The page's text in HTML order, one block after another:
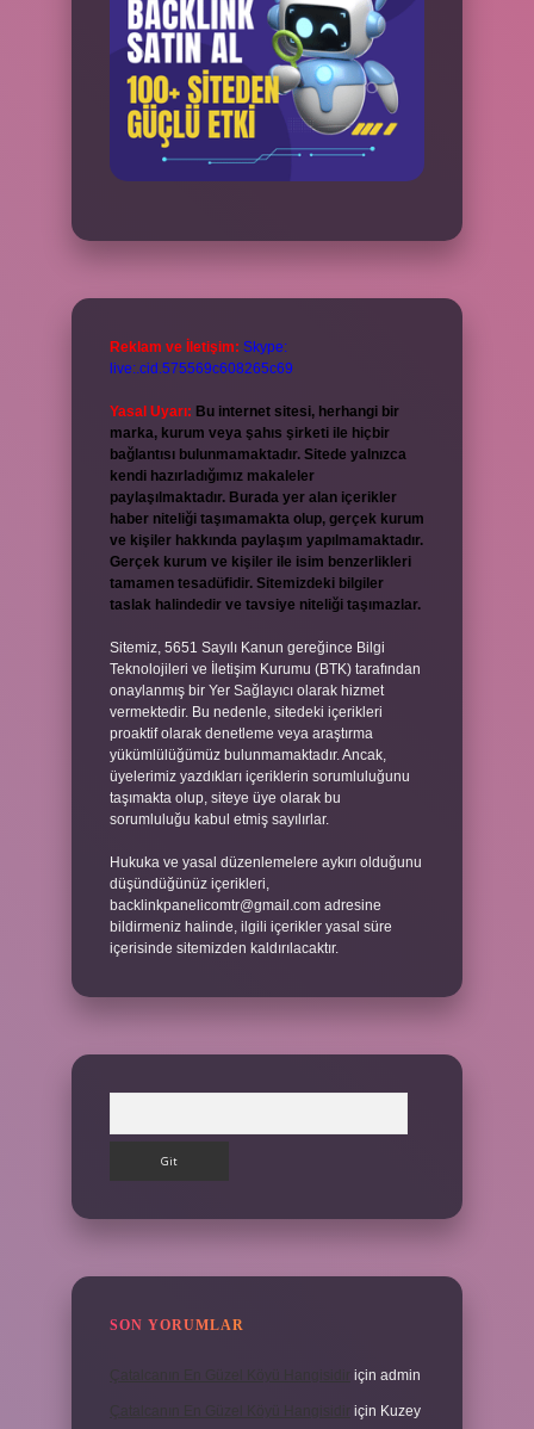
Reklam ve İletişim: Skype:
live:.cid.575569c608265c69
Yasal Uyarı: Bu internet sitesi, herhangi bir
marka, kurum veya şahıs şirketi ile hiçbir
bağlantısı bulunmamaktadır. Sitede yalnızca
kendi hazırladığımız makaleler
paylaşılmaktadır. Burada yer alan içerikler
haber niteliği taşımamakta olup, gerçek kurum
ve kişiler hakkında paylaşım yapılmamaktadır.
Gerçek kurum ve kişiler ile isim benzerlikleri
tamamen tesadüfidir. Sitemizdeki bilgiler
taslak halindedir ve tavsiye niteliği taşımazlar.
Sitemiz, 5651 Sayılı Kanun gereğince Bilgi
Teknolojileri ve İletişim Kurumu (BTK) tarafından
onaylanmış bir Yer Sağlayıcı olarak hizmet
vermektedir. Bu nedenle, sitedeki içerikleri
proaktif olarak denetleme veya araştırma
yükümlülüğümüz bulunmamaktadır. Ancak,
üyelerimiz yazdıkları içeriklerin sorumluluğunu
taşımakta olup, siteye üye olarak bu
sorumluluğu kabul etmiş sayılırlar.
Hukuka ve yasal düzenlemelere aykırı olduğunu
düşündüğünüz içerikleri,
backlinkpanelicomtr@gmail.com adresine
bildirmeniz halinde, ilgili içerikler yasal süre
içerisinde sitemizden kaldırılacaktır.
SON YORUMLAR
için admin
için Kuzey